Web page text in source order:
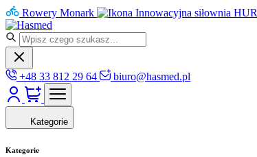
Rowery Monark Innowacyjna siłownia HUR
+48 33 812 29 64 biuro@hasmed.pl
Kategorie
Kategorie